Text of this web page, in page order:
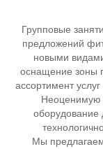
Групповые
предложений
новыми
оснащение зоны
ассортимент
Неоценимую
оборудование
Мы